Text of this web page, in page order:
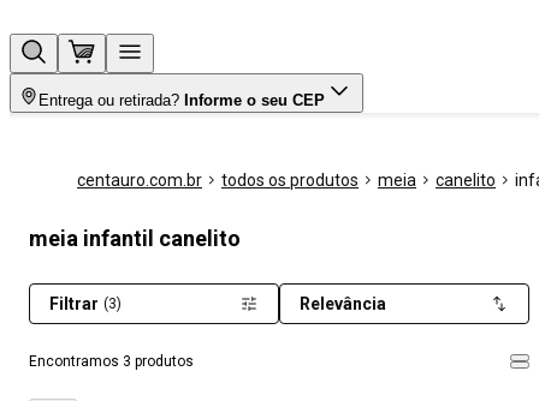
Entrega ou retirada? Informe o seu CEP
centauro.com.br todos os produtos meia canelito
meia infantil canelito
Encontramos 3 produtos
Filtrar (3) Relevância